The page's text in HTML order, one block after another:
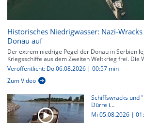
Historisches Niedrigwasser: Nazi-
Donau auf
Der extrem niedrige Pegel der Donau in Serbien
Kriegsschiffe aus dem Zweiten Weltkrieg frei. Die
Veröffentlicht: Do 06.08.2026 | 00:57 min
Zum Video
Schiffswracks und
Dürre i...
Mi 05.08.2026 |